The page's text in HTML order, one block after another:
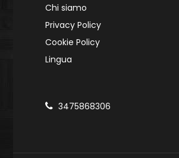
Chi siamo
Privacy Policy
Cookie Policy
Lingua
3475868306